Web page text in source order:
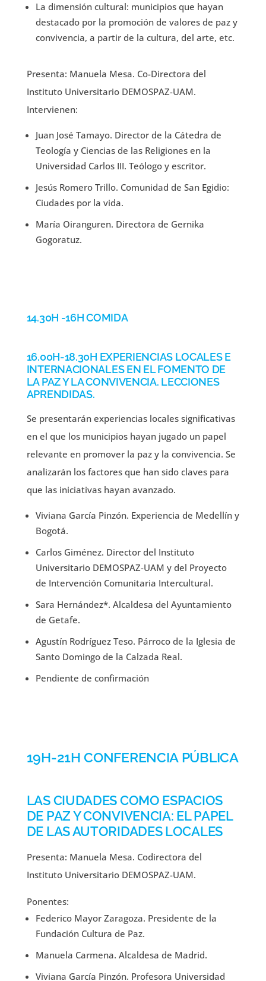
La dimensión cultural: municipios que hayan
destacado por la promoción de valores de paz y
convivencia, a partir de la cultura, del arte, etc.
Presenta: Manuela Mesa. Co-Directora del
Instituto Universitario DEMOSPAZ-UAM.
Intervienen:
Juan José Tamayo. Director de la Cátedra de
Teología y Ciencias de las Religiones en la
Universidad Carlos III. Teólogo y escritor.
Jesús Romero Trillo. Comunidad de San Egidio:
Ciudades por la vida.
María Oiranguren. Directora de Gernika
Gogoratuz.
14.30H -16H COMIDA
16.00H-18.30H EXPERIENCIAS LOCALES E
INTERNACIONALES EN EL FOMENTO DE
LA PAZ Y LA CONVIVENCIA. LECCIONES
APRENDIDAS.
Se presentarán experiencias locales significativas
en el que los municipios hayan jugado un papel
relevante en promover la paz y la convivencia. Se
analizarán los factores que han sido claves para
que las iniciativas hayan avanzado.
Viviana García Pinzón. Experiencia de Medellín y
Bogotá.
Carlos Giménez. Director del Instituto
Universitario DEMOSPAZ-UAM y del Proyecto
de Intervención Comunitaria Intercultural.
Sara Hernández*. Alcaldesa del Ayuntamiento
de Getafe.
Agustín Rodríguez Teso. Párroco de la Iglesia de
Santo Domingo de la Calzada Real.
Pendiente de confirmación
19H-21H CONFERENCIA PÚBLICA
LAS CIUDADES COMO ESPACIOS
DE PAZ Y CONVIVENCIA: EL PAPEL
DE LAS AUTORIDADES LOCALES
Presenta: Manuela Mesa. Codirectora del
Instituto Universitario DEMOSPAZ-UAM.
Ponentes:
Federico Mayor Zaragoza. Presidente de la
Fundación Cultura de Paz.
Manuela Carmena. Alcaldesa de Madrid.
Viviana García Pinzón. Profesora Universidad